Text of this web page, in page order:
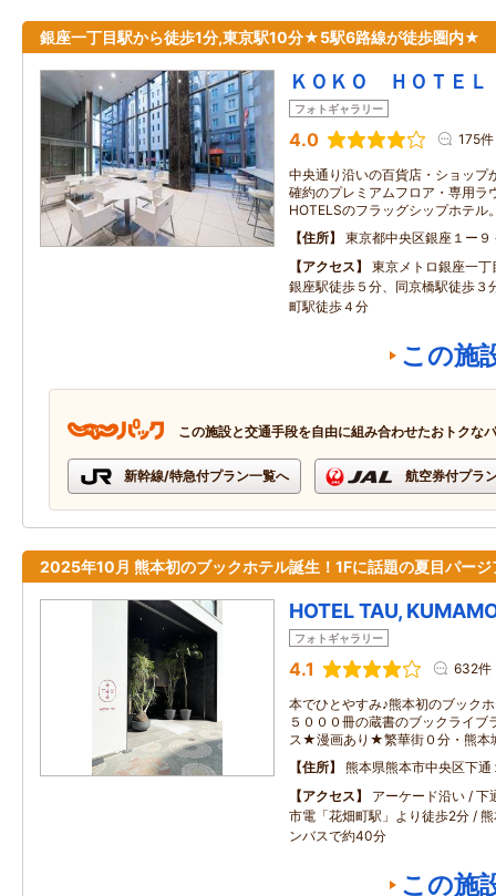
銀座一丁目駅から徒歩1分,東京駅10分★5駅6路線が徒歩圏内★
ＫＯＫＯ ＨＯＴＥ
フォトギャラリー
4.0 175件
中央通り沿いの百貨店・ショップ
確約のプレミアムフロア・専用ラ
HOTELSのフラッグシップホテル
住所
東京都中央区銀座１ー９
アクセス
東京メトロ銀座一
銀座駅徒歩５分、同京橋駅徒歩３
町駅徒歩４分
この施
この施設と交通手段を自由に組み合わせたおトクな
新幹線/特急付プラン一覧へ 航空券付プラ
2025年10月 熊本初のブックホテル誕生！1Fに話題の夏目パージ
HOTEL TAU,
フォトギャラリー
4.1 632件
本でひとやすみ♪熊本初のブック
５０００冊の蔵書のブックライブ
ス★漫画あり★繁華街０分・熊本
住所
熊本県熊本市中央区下通
アクセス
アーケード沿い / 下
市電「花畑町駅」より徒歩2分 /
ンバスで約40分
この施